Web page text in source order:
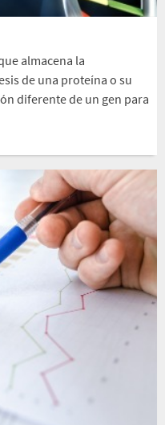
almacena la
de una proteína o su
diferente de un gen para